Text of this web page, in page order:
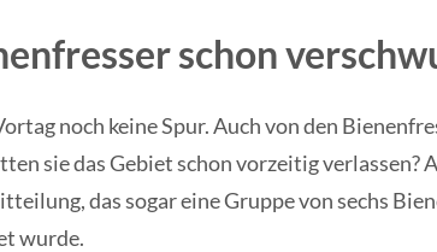
schon
noch keine Spur. Auch von den
sie das Gebiet schon vorzeitig verlassen?
das sogar eine Gruppe von sechs
wurde.